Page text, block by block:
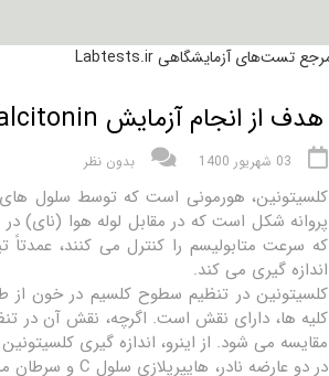
هدف از انجام آزمایش Test Calcitonin چیست؟
03 شهریور 1400 بدون نظر
پروانه شکل است که در مقابل لوله هوا (نای) در
اندازه گیری می کند.
کلسیتونین در تنظیم سطوح کلسیم در خون
مقایسه می شود. از اینرو، اندازه گیری